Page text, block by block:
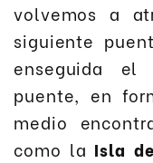
volvemos a
siguiente
enseguida
puente, en
medio
como la Isla